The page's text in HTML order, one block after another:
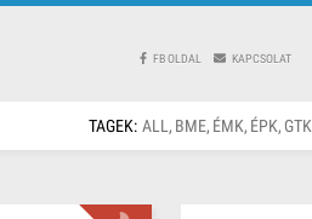
FB OLDAL KAPCSOLAT
TAGEK: ALL BME ÉMK ÉPK GTK